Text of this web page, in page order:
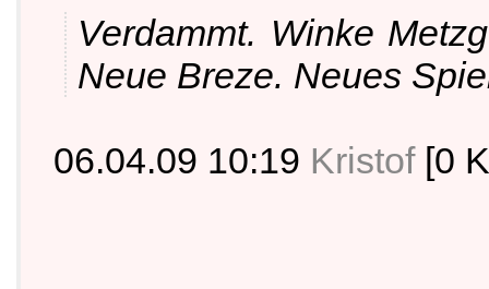
Verdammt. Winke
Neue Breze. Neues
06.04.09 10:19 Kristof [0